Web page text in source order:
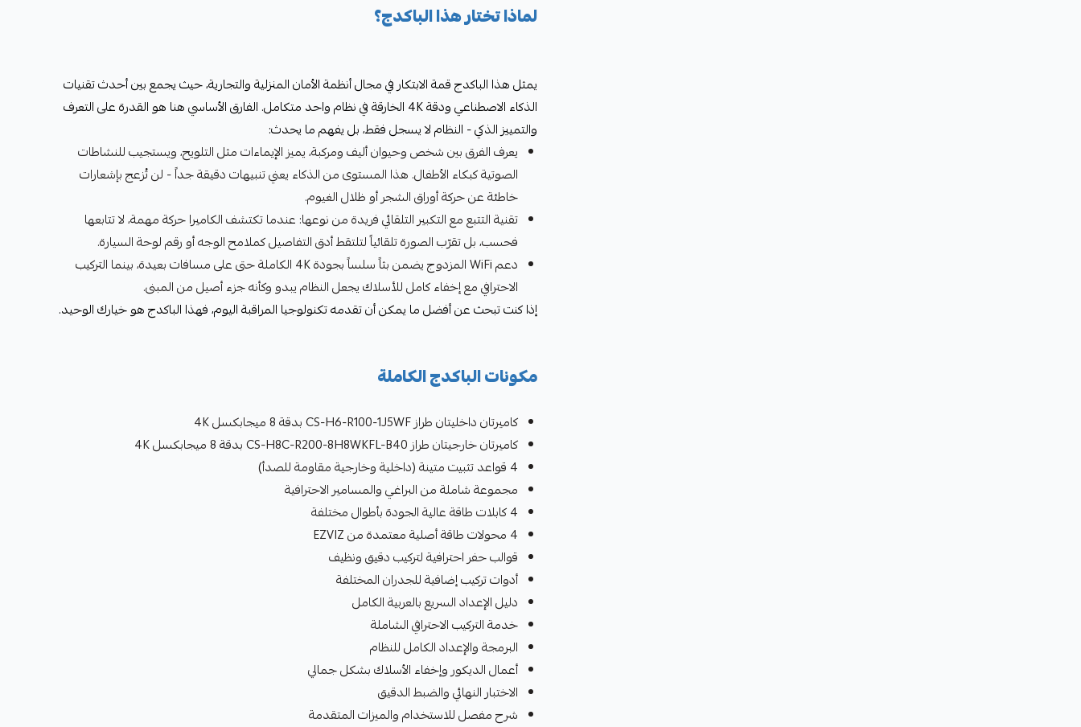
لماذا تختار هذا الباكدج؟
يمثل هذا الباكدج قمة الابتكار في مجال أنظمة الأمان المنزلية والتجارية، حيث يجمع بين أحدث تقنيات
الذكاء الاصطناعي ودقة 4K الخارقة في نظام واحد متكامل. الفارق الأساسي هنا هو القدرة على التعرف
والتمييز الذكي - النظام لا يسجل فقط، بل يفهم ما يحدث:
يعرف الفرق بين شخص وحيوان أليف ومركبة، يميز الإيماءات مثل التلويح، ويستجيب للنشاطات
الصوتية كبكاء الأطفال. هذا المستوى من الذكاء يعني تنبيهات دقيقة جداً - لن تُزعج بإشعارات
خاطئة عن حركة أوراق الشجر أو ظلال الغيوم.
تقنية التتبع مع التكبير التلقائي فريدة من نوعها: عندما تكتشف الكاميرا حركة مهمة، لا تتابعها
فحسب، بل تقرّب الصورة تلقائياً لتلتقط أدق التفاصيل كملامح الوجه أو رقم لوحة السيارة.
دعم WiFi المزدوج يضمن بثاً سلساً بجودة 4K الكاملة حتى على مسافات بعيدة، بينما التركيب
الاحترافي مع إخفاء كامل للأسلاك يجعل النظام يبدو وكأنه جزء أصيل من المبنى.
إذا كنت تبحث عن أفضل ما يمكن أن تقدمه تكنولوجيا المراقبة اليوم، فهذا الباكدج هو خيارك الوحيد.
مكونات الباكدج الكاملة
كاميرتان داخليتان طراز CS-H6-R100-1J5WF بدقة 8 ميجابكسل 4K
كاميرتان خارجيتان طراز CS-H8C-R200-8H8WKFL-B40 بدقة 8 ميجابكسل 4K
4 قواعد تثبيت متينة (داخلية وخارجية مقاومة للصدأ)
مجموعة شاملة من البراغي والمسامير الاحترافية
4 كابلات طاقة عالية الجودة بأطوال مختلفة
4 محولات طاقة أصلية معتمدة من EZVIZ
قوالب حفر احترافية لتركيب دقيق ونظيف
أدوات تركيب إضافية للجدران المختلفة
دليل الإعداد السريع بالعربية الكامل
خدمة التركيب الاحترافي الشاملة
البرمجة والإعداد الكامل للنظام
أعمال الديكور وإخفاء الأسلاك بشكل جمالي
الاختبار النهائي والضبط الدقيق
شرح مفصل للاستخدام والميزات المتقدمة